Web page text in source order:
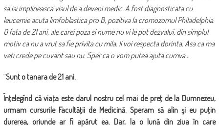
sa isi implineasca visul de a deveni medic. A fost diagnosticata cu
leucemie acuta limfoblastica pro B, pozitiva la cromozomul Philadelphia.
O fata de 21 ani, ale carei poza si nume nu vi le pot dezvalui, din simplul
motiv ca nu a vrut sa fie privita cu mila. Ii voi respecta dorinta. Asa ca ma
veti crede pe cuvant sau nu. Sper ca o vom putea ajuta cumva…
“Sunt o tanara de 21 ani.
Înţelegînd că viaţa este darul nostru cel mai de preţ de la Dumnezeu,
urmam cursurile Facultăţii de Medicină. Speram să alin şi eu puţin
durerea, oriunde ar fi apărut ea. Dar, la o lună din ziua în care